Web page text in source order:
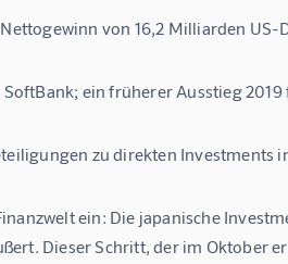
von 16,2 Milliarden
ein früherer Ausstieg
zu direkten Investments
ein: Die japanische
Dieser Schritt, der im Oktober